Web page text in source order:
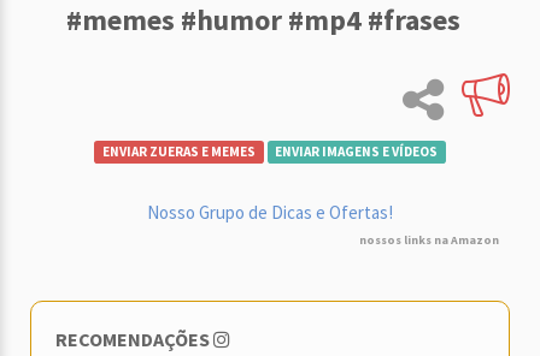
#memes #humor #mp4 #frases
ENVIAR ZUERAS E MEMES ENVIAR IMAGENS E VÍDEOS
Nosso Grupo de Dicas e Ofertas!
nossos links na Amazon
RECOMENDAÇÕES